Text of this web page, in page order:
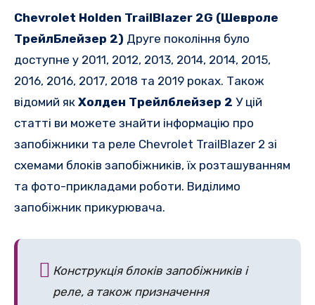
Chevrolet Holden TrailBlazer 2G (Шевроле
ТрейлБлейзер 2) Друге покоління було
доступне у 2011, 2012, 2013, 2014, 2014, 2015,
2016, 2016, 2017, 2018 та 2019 роках. Також
відомий як Холден Трейлблейзер 2 У цій
статті ви можете знайти інформацію про
запобіжники та реле Chevrolet TrailBlazer 2 зі
схемами блоків запобіжників, їх розташуванням
та фото-прикладами роботи. Виділимо
запобіжник прикурювача.
Конструкція блоків запобіжників і
реле, а також призначення